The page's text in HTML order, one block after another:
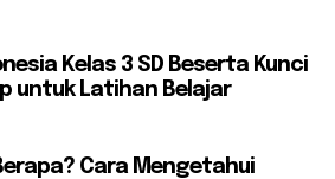
Kelas 3 SD Beserta Kunci
untuk Latihan Belajar
Cara Mengetahui